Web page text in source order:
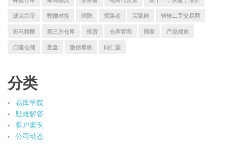
派克兰帝 数据对接 消防 探路者 宝鼠购 转转二手交易网
斑马精酿 第三方仓库 拣货 仓库管理 商家 产品摆放
自建仓储 复盘 微信看板 同仁堂
分类
易库学院
疑难解答
客户案例
公司动态